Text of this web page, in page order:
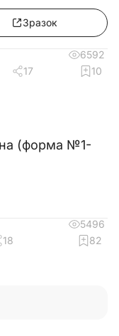
Зразок
6592
17 10
(форма №1-
5496
18 82